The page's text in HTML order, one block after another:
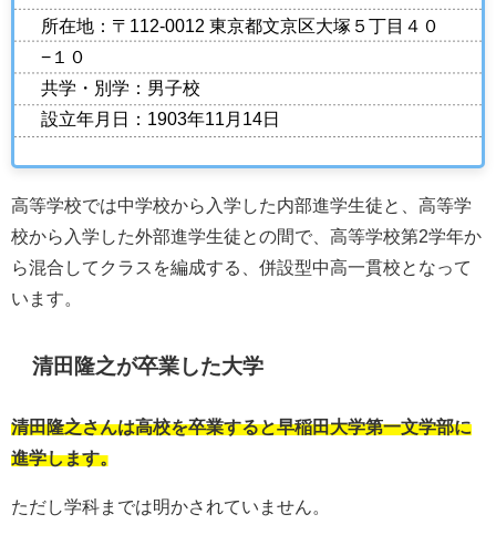
所在地：〒112-0012 東京都文京区大塚５丁目４０
−１０
共学・別学：男子校
設立年月日：1903年11月14日
高等学校では中学校から入学した内部進学生徒と、高等学
校から入学した外部進学生徒との間で、高等学校第2学年か
ら混合してクラスを編成する、併設型中高一貫校となって
います。
清田隆之が卒業した大学
清田隆之さんは高校を卒業すると早稲田大学第一文学部に
進学します。
ただし学科までは明かされていません。